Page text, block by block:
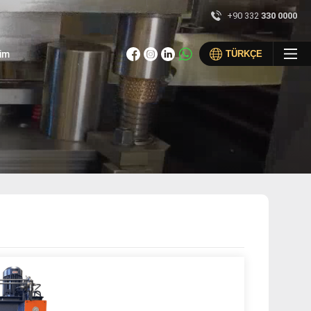
×
+90 (332) 330 00 00
+90 332 330 0000
TÜRKÇE